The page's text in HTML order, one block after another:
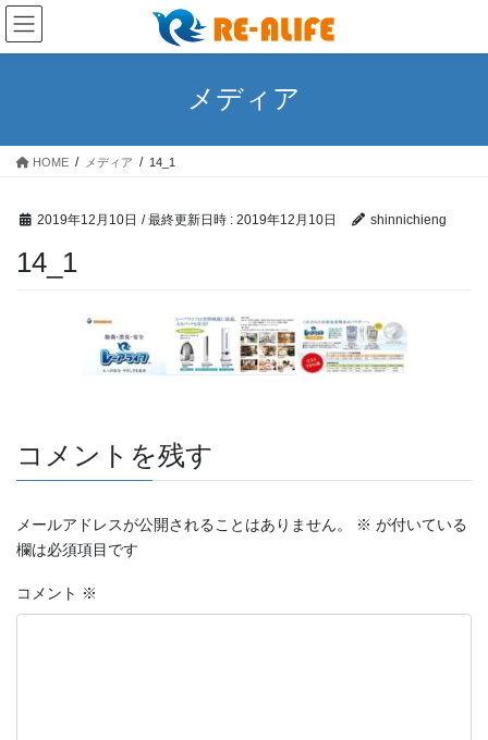
コ
ン
テ
ス
ナ
ビ
ゲ
ン
メディア
HOME メディア 14_1
2019年12月10日 / 最終更新日時 : 2019年12月10日 shinnichieng
14_1
コメントを残す
メールアドレスが公開されることはありません。 ※ が付いている
欄は必須項目です
コメント ※